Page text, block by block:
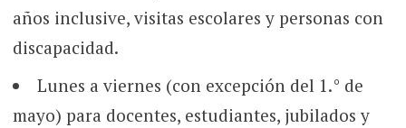
años inclusive, visitas escolares y personas con
discapacidad.
Lunes a viernes (con excepción del 1.° de
mayo) para docentes, estudiantes, jubilados y